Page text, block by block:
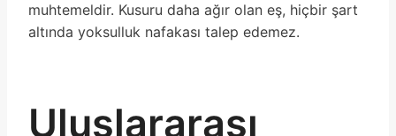
muhtemeldir. Kusuru daha ağır olan eş, hiçbir şart
altında yoksulluk nafakası talep edemez.
Uluslararası